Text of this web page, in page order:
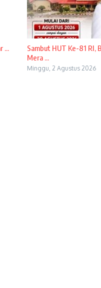
...
Sambut HUT Ke-81 RI,
Mera ...
Minggu, 2 Agustus 2026